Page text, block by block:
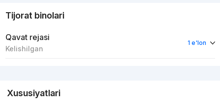
Tijorat binolari
Qavat rejasi
Kelishilgan
1 e'lon
Xususiyatlari